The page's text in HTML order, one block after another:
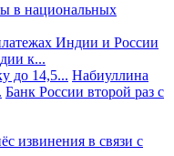
в национальных
Индии и России
к...
до 14,5... Набиуллина
Банк России второй раз с